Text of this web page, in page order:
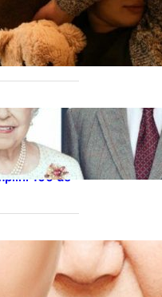
Câte Ore
în Funcție
Rândul
din
și a
Pe
100 de
după
Ne